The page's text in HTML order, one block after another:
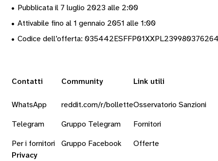
• Pubblicata il 7 luglio 2023 alle 2:00
• Attivabile fino al 1 gennaio 2051 alle 1:00
• Codice dell’offerta:
Contatti
WhatsApp
Telegram
Per i fornitori
Community
reddit.com/r/bollette
Gruppo Telegram
Gruppo Facebook
Link utili
Osservatorio Sanzioni
Fornitori
Offerte
Privacy